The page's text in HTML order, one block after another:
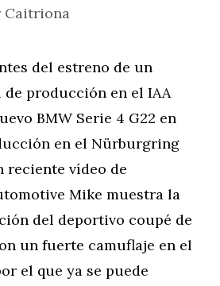
Caitriona
del estreno de un
producción en el IAA
BMW Serie 4 G22 en
en el Nürburgring
reciente vídeo de
Mike muestra la
del deportivo coupé de
un fuerte camuflaje en el
el que ya se puede